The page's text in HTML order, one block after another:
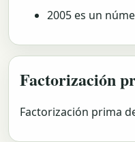
2005 es un
Factorización
Factorización prima